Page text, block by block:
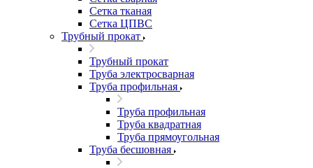
Сетка тканая
Сетка ЦПВС
Трубный прокат
Трубный прокат
Труба электросварная
Труба профильная
Труба профильная
Труба квадратная
Труба прямоугольная
Труба бесшовная